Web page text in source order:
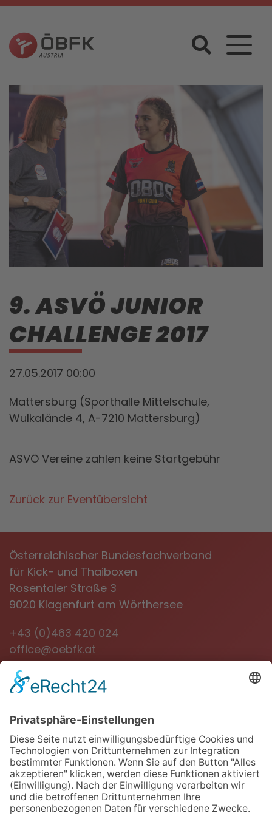
9. ASVÖ JUNIOR
CHALLENGE 2017
27.05.2017 00:00
Mattersburg (Sporthalle Mittelschule,
Wulkalände 4, A-7210 Mattersburg)
ASVÖ Vereine zahlen keine Startgebühr
Zurück zur Eventübersicht
Österreichischer Bundesfachverband
für Kick- und Thaiboxen
Rosentaler Straße 3
9020 Klagenfurt am Wörthersee
+43 (0)463 420 024
office@oebfk.at
NEWSLETTER